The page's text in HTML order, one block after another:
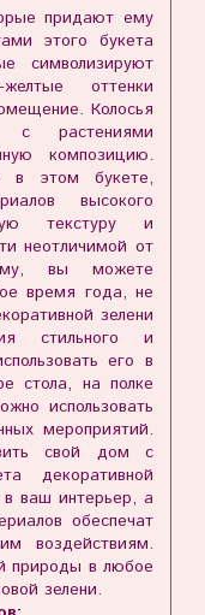
придают ему
этого букета
символизируют
желтые оттенки
Колосья
с растениями
композицию.
в этом букете,
высокого
текстуру и
неотличимой от
вы можете
время года, не
зелени
стильного и
его в
стола, на полке
использовать
мероприятий.
свой дом с
декоративной
ваш интерьер, а
обеспечат
воздействиям.
природы в любое
зелени.